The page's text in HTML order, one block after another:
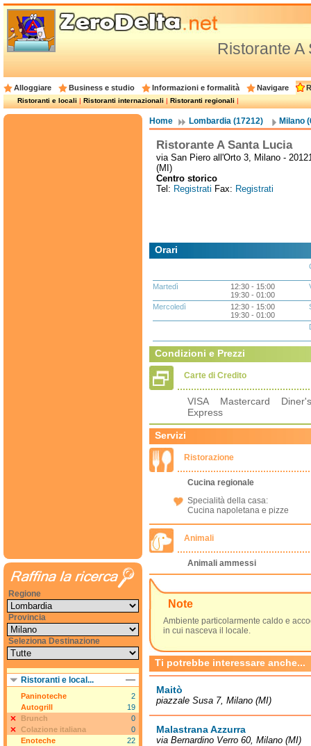
Ristorante A
Alloggiare Business e studio Informazioni e formalità Navigare
Ristoranti e locali|Ristoranti internazionali|Ristoranti regionali|
Home Lombardia (17212) Milano
Ristorante A Santa Lucia
via San Piero all'Orto 3, Milano -
(MI)
Centro storico
Tel: Registrati Fax: Registrati
Orari
Martedì
12:30 - 15:00
19:30 - 01:00
Mercoledì
12:30 - 15:00
19:30 - 01:00
Condizioni e Prezzi
Carte di Credito
VISA Mastercard
Express
Servizi
Ristorazione
Cucina regionale
Specialità della casa:
Cucina napoletana e pizze
Animali
Animali ammessi
Note
Ambiente particolarmente caldo e
in cui nasceva il locale.
Ti potrebbe interessare anche...
Maitò
piazzale Susa 7, Milano (MI)
Malastrana Azzurra
via Bernardino Verro 60, Milano (MI)
Regione
Provincia
Seleziona Destinazione
Ristoranti e local...
Paninoteche
2
Autogrill
19
Brunch
0
Colazione italiana
0
Enoteche
22